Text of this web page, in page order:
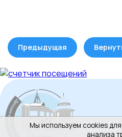
Мы используем cookies
анализа
Предыдущая